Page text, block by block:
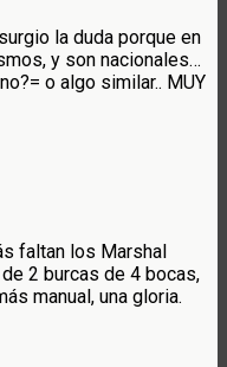
la duda porque en
y son nacionales…
o algo similar.. MUY
faltan los Marshal
2 burcas de 4 bocas,
manual, una gloria.